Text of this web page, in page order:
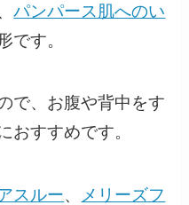
パンパース肌へのい
です。
で、お腹や背中をす
おすすめです。
スルー、
メリーズフ